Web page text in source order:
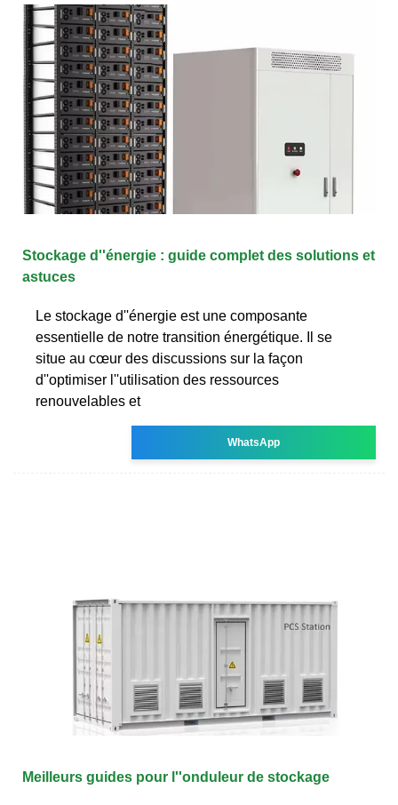
Stockage d''énergie : guide complet des solutions et
astuces
Le stockage d''énergie est une composante
essentielle de notre transition énergétique. Il se
situe au cœur des discussions sur la façon
d''optimiser l''utilisation des ressources
renouvelables et
WhatsApp
Meilleurs guides pour l''onduleur de stockage